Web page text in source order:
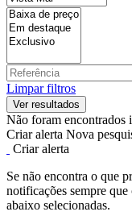
Limpar filtros
Não foram encontrados
Criar alerta Nova
Criar alerta
Se não encontra o que
notificações sempre
abaixo selecionadas.